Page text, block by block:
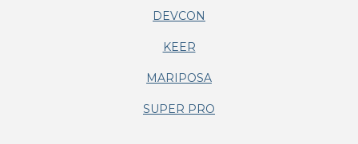
DEVCON
KEER
MARIPOSA
SUPER PRO